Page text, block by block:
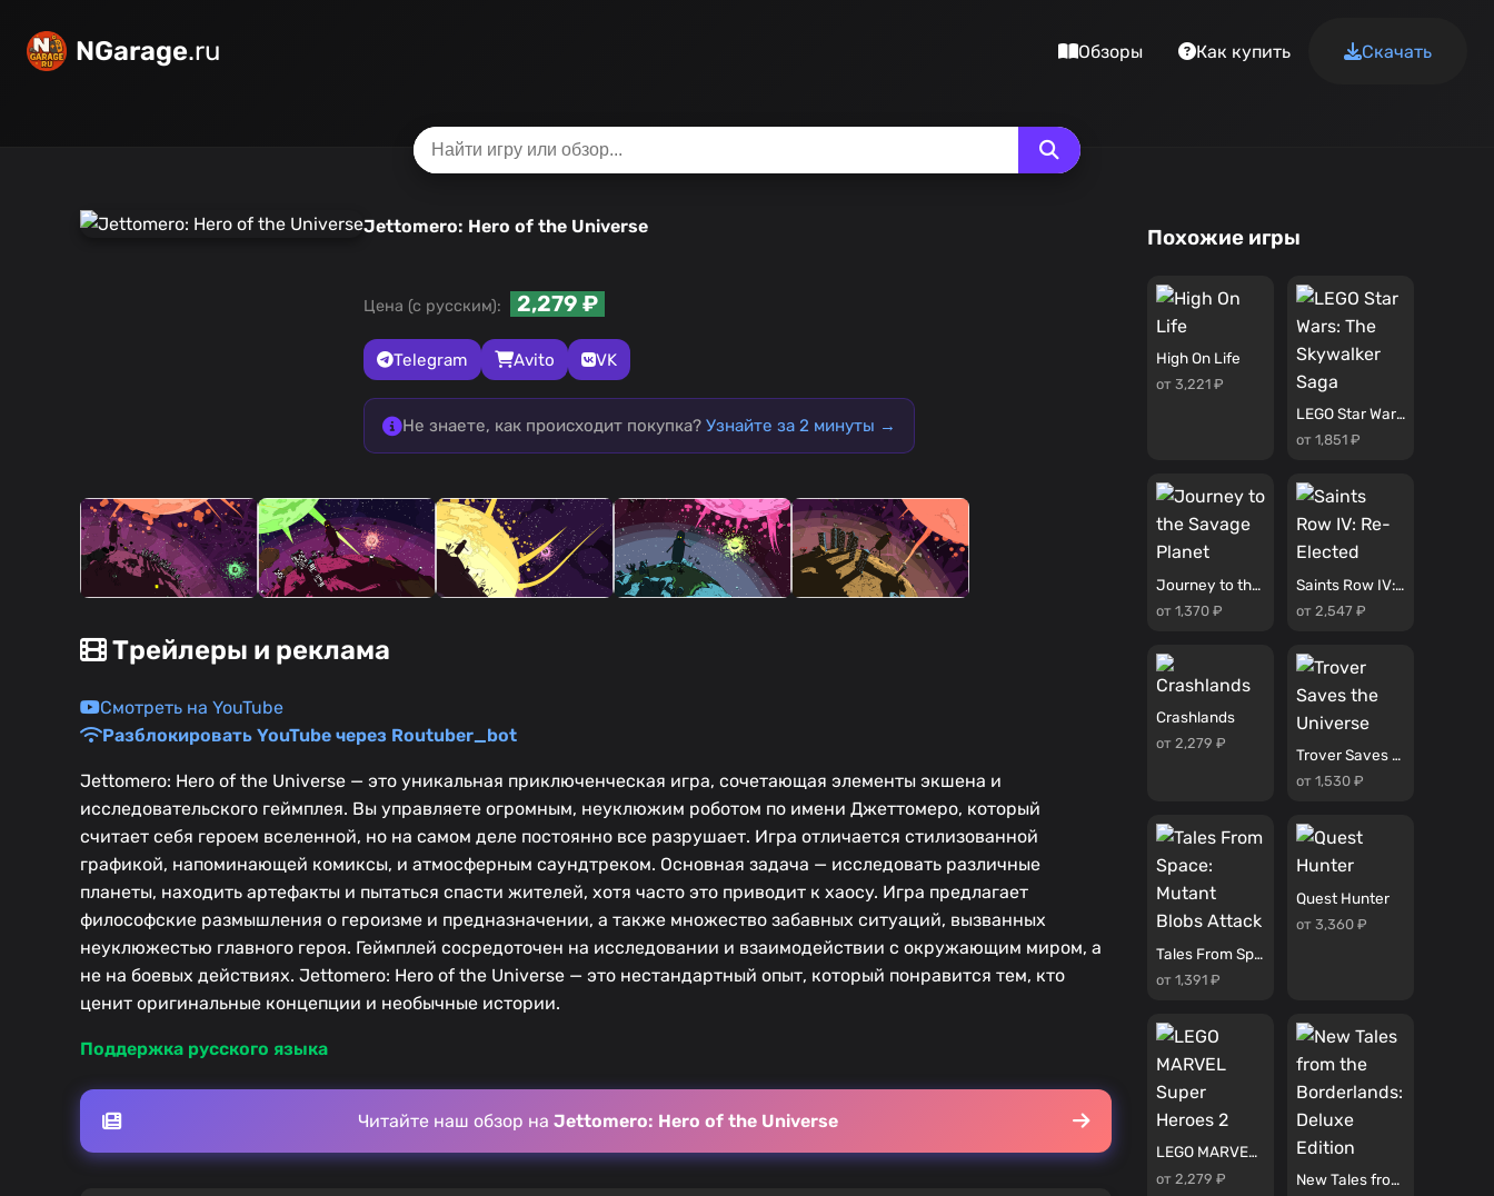
NGarage.ru Обзоры Как купить Скачать
Jettomero: Hero of the Universe
Цена (с русским): 2,279 ₽
Telegram Avito VK
Не знаете, как происходит покупка? Узнайте за 2 минуты →
Трейлеры и реклама
Смотреть на YouTube
Разблокировать YouTube через Routuber_bot
Jettomero: Hero of the Universe — это уникальная приключенческая игра, сочетающая элементы экшена и
исследовательского геймплея. Вы управляете огромным, неуклюжим роботом по имени Джеттомеро, который
считает себя героем вселенной, но на самом деле постоянно все разрушает. Игра отличается стилизованной
графикой, напоминающей комиксы, и атмосферным саундтреком. Основная задача — исследовать различные
планеты, находить артефакты и пытаться спасти жителей, хотя часто это приводит к хаосу. Игра предлагает
философские размышления о героизме и предназначении, а также множество забавных ситуаций, вызванных
неуклюжестью главного героя. Геймплей сосредоточен на исследовании и взаимодействии с окружающим миром, а
не на боевых действиях. Jettomero: Hero of the Universe — это нестандартный опыт, который понравится тем, кто
ценит оригинальные концепции и необычные истории.
Поддержка русского языка
Читайте наш обзор на Jettomero: Hero of the Universe
Похожие игры
High On Life
от 3,221 ₽
LEGO Star Wars: The Skywalker Saga
от 1,851 ₽
Journey to the Savage Planet
от 1,370 ₽
Saints Row IV: Re-Elected
от 2,547 ₽
Crashlands
от 2,279 ₽
Trover Saves the Universe
от 1,530 ₽
Tales From Space: Mutant Blobs Attack
от 1,391 ₽
Quest Hunter
от 3,360 ₽
LEGO MARVEL Super Heroes 2
от 2,279 ₽ New Tales from the Borderlands: Deluxe Edition